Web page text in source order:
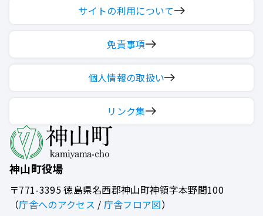
神山町役場
〒771-3395徳島県名西郡神山町神領字本野間100
（庁舎へのアクセス / 庁舎フロア図）
サイトの利用について
免責事項
個人情報の取扱い
リンク集